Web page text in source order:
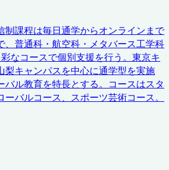
制課程は毎日通学からオンラインまで
、普通科・航空科・メタバース工学科
なコースで個別支援を行う。東京キ
梨キャンパスを中心に通学型を実施
バル教育を特長とする。コースはスタ
バルコース、スポーツ芸術コース。